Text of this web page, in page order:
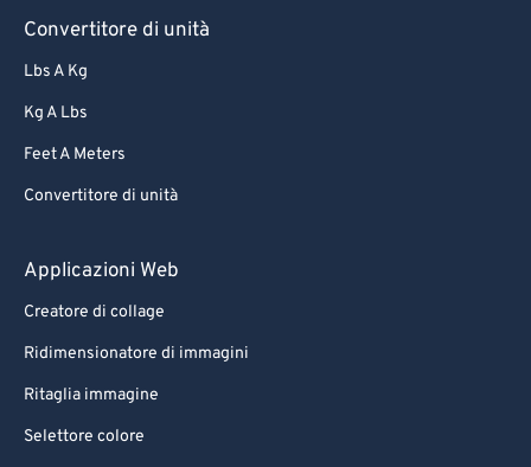
Convertitore di unità
Lbs A Kg
Kg A Lbs
Feet A Meters
Convertitore di unità
Applicazioni Web
Creatore di collage
Ridimensionatore di immagini
Ritaglia immagine
Selettore colore